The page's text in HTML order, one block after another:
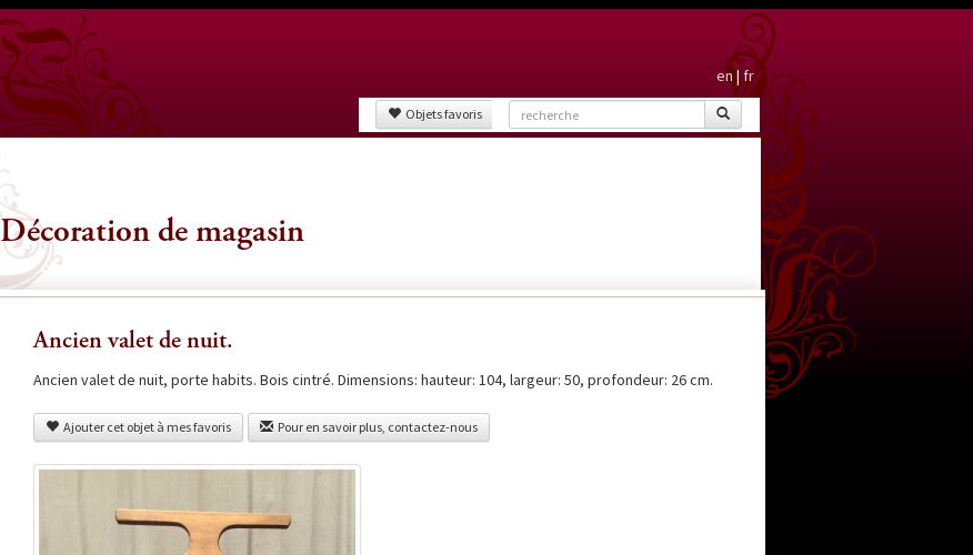
en|fr
Objets favoris
Décoration de magasin
Ancien valet de nuit.
Ancien valet de nuit, porte habits. Bois cintré. Dimensions: hauteur: 104, largeur: 50, profondeur: 26 cm.
Ajouter cet objet à mes favoris Pour en savoir plus, contactez-nous